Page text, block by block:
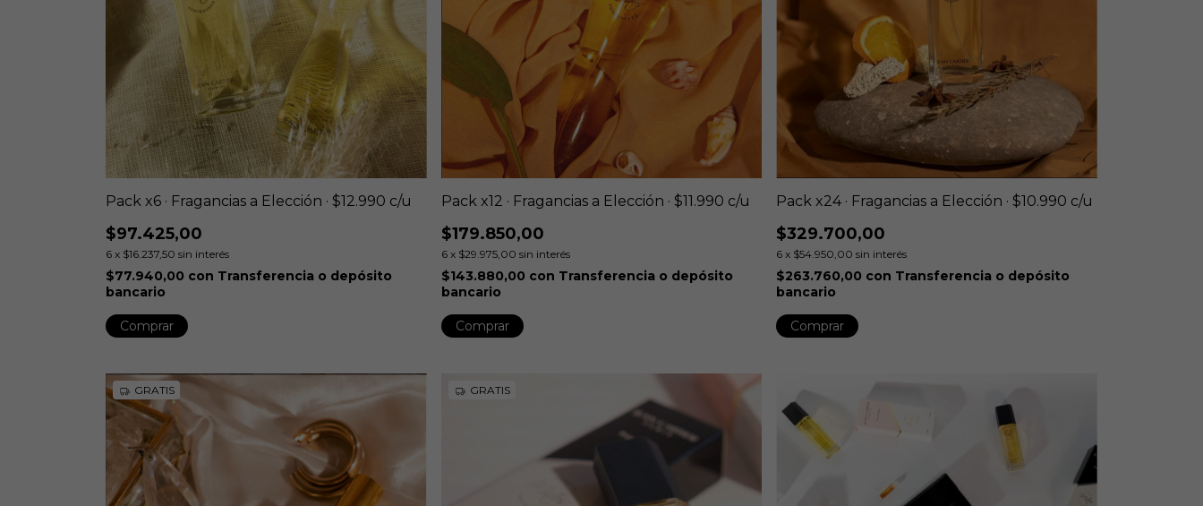
Pack x6 · Fragancias a Elección · $12.990 c/u
$97.425,00
6 x $16.237,50 sin interés
$77.940,00 con Transferencia o depósito
bancario
Comprar
Pack x12 · Fragancias a Elección · $11.990 c/u
$179.850,00
6 x $29.975,00 sin interés
$143.880,00 con Transferencia o depósito
bancario
Comprar
Pack x24 · Fragancias a Elección · $10.990 c/u
$329.700,00
6 x $54.950,00 sin interés
$263.760,00 con Transferencia o depósito
bancario
Comprar
GRATIS GRATIS